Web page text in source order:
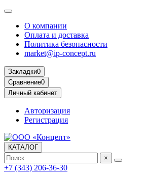
О компании
Оплата и доставка
Политика безопасности
market@ip-concept.ru
Закладки0
Сравнение0
Личный кабинет
Авторизация
Регистрация
КАТАЛОГ
×
+7 (343) 206-36-30